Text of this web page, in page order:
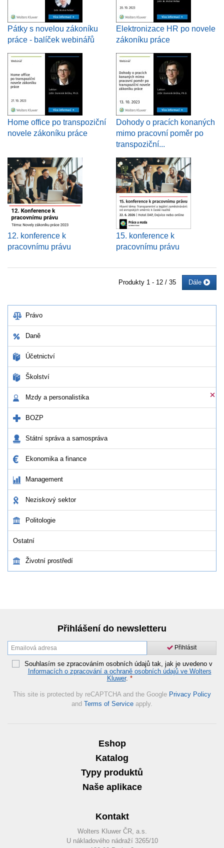
Pátky s novelou zákoníku
práce - balíček webinářů
Elektronizace HR po novele
zákoníku práce
Home office po transpoziční
novele zákoníku práce
Dohody o pracích konaných
mimo pracovní poměr po
transpoziční...
12. konference k
pracovnímu právu
15. konference k
pracovnímu právu
Produkty 1 - 12 / 35 Dále
Právo
Daně
Účetnictví
Školství
Mzdy a personalistika
BOZP
Státní správa a samospráva
Ekonomika a finance
Management
Neziskový sektor
Politologie
Ostatní
Životní prostředí
Přihlášení do newsletteru
Přihlásit
Souhlasím se zpracováním osobních údajů tak, jak je uvedeno v
Informacích o zpracování a ochraně osobních údajů ve Wolters
Kluwer. *
This site is protected by reCAPTCHA and the Google Privacy Policy
and Terms of Service apply.
Eshop
Katalog
Typy produktů
Naše aplikace
Kontakt
Wolters Kluwer ČR, a.s.
U nákladového nádraží 3265/10